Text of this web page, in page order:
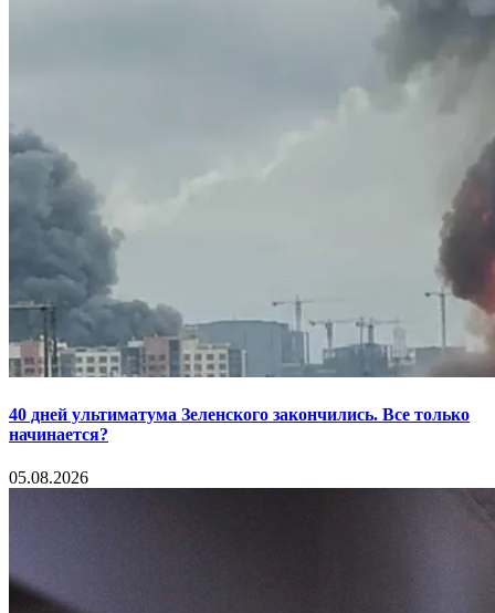
40 дней ультиматума Зеленского закончились. Все только
начинается?
05.08.2026